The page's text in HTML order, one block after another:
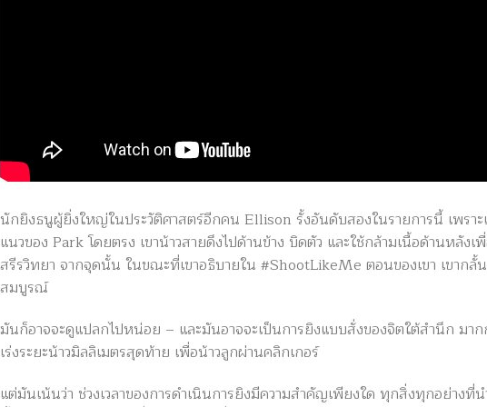
นักยิงธนูผู้ยิ่งใหญ่ในประวัติศาสตร์อีกคน Ellison รั้งอันดับสองในรายการนี้ เพราะ
แนวของ Park โดยตรง เขาน้าวสายดึงไปด้านข้าง บิดตัว และใช้กล้ามเนื้อด้านหลั
สรีรวิทยา จากจุดนั้น ในขณะที่เขาอธิบายใน #ShootLikeMe ตอนของเขา เขากลั้น
สมบูรณ์
มันก็อาจจะดูแปลกไปหน่อย – และมันอาจจะเป็นการยิงแบบสั่งของจิตใต้สำนึก มา
เร่งระยะน้าวมิลลิเมตรสุดท้าย เพื่อน้าวลูกผ่านคลิกเกอร์
แต่มันเน้นว่า ช่วงเวลาของการดำเนินการยิงมีความสำคัญเพียงใด ทุกสิ่งทุกอย่าง